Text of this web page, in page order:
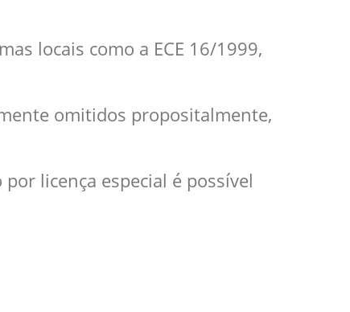
locais como a ECE 16/1999,
omitidos propositalmente,
licença especial é possível